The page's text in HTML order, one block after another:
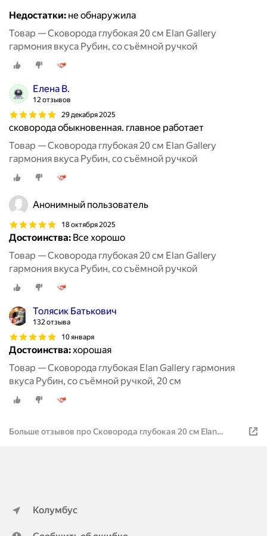
Недостатки: не обнаружила
Товар — Сковорода глубокая 20 см Elan Gallery
гармония вкуса Рубин, со съёмной ручкой
Елена В.
12 отзывов
29 декабря 2025
сковорода обыкновенная. главное работает
Товар — Сковорода глубокая 20 см Elan Gallery
гармония вкуса Рубин, со съёмной ручкой
Анонимный пользователь
18 октября 2025
Достоинства: Все хорошо
Товар — Сковорода глубокая 20 см Elan Gallery
гармония вкуса Рубин, со съёмной ручкой
Толясик Батькович
132 отзыва
10 января
Достоинства:хорошая
Товар — Сковорода глубокая Elan Gallery гармония
вкуса Рубин, со съёмной ручкой, 20 см
Больше отзывов про Сковорода глубокая 20 см Elan
Колумбус